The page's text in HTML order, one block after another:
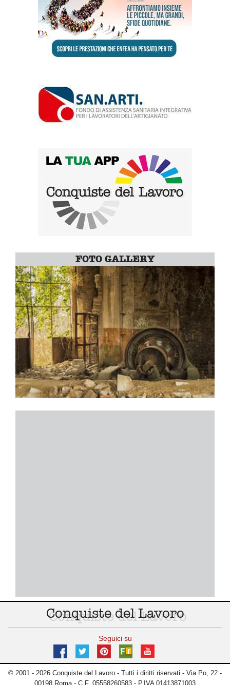
FOTO GALLERY
Conquiste del Lavoro
Seguici su
© 2001 - 2026 Conquiste del Lavoro - Tutti i diritti riservati - Via Po, 22 -
00198 Roma - C.F. 05558260583 - P.IVA 01413871003